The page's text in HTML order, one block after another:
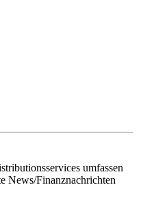
umfassen
News/Finanznachrichten